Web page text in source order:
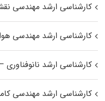
کارشناسی ارشد مهندسی
کارشناسی ارشد مهندسی
کارشناسی ارشد نانوفناوری
کارشناسی ارشد مهندسی